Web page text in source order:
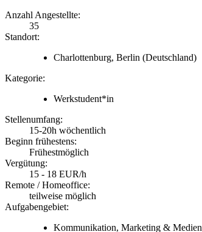
Anzahl Angestellte:
35
Standort:
Charlottenburg, Berlin (Deutschland)
Kategorie:
Werkstudent*in
Stellenumfang:
15-20h wöchentlich
Beginn frühestens:
Frühestmöglich
Vergütung:
15 - 18 EUR/h
Remote / Homeoffice:
teilweise möglich
Aufgabengebiet:
Kommunikation, Marketing & Medien